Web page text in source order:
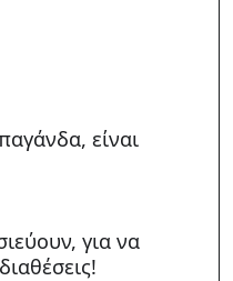
είναι
για να